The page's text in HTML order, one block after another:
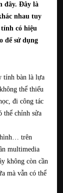
đây. Đây là
nhau tuy
có hiệu
để sử dụng
tính bàn là lựa
thể thiếu
đi công tác
thể chỉnh sửa
hình… trên
multimedia
không còn cần
mà vẫn có thể